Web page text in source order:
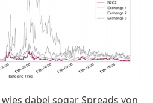
dabei sogar Spreads von